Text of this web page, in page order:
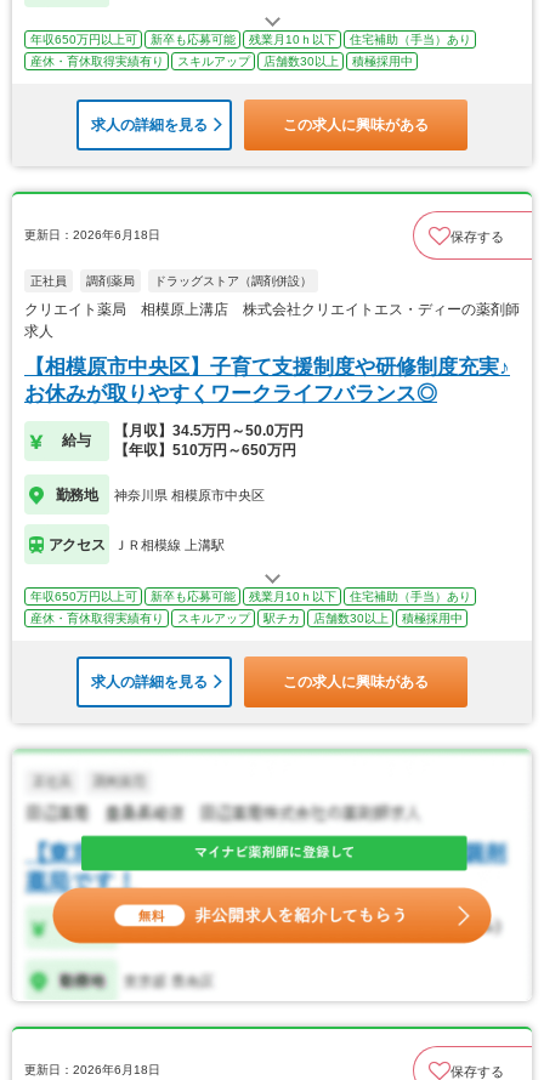
年収650万円以上可 新卒も応募可能 残業月10ｈ以下
住宅補助（手当）あり
産休・育休取得実績有り
スキルアップ 店舗数30以上 積極採用中
求人の詳細を見る この求人に興味がある
更新日：2026年6月18日 保存する
正社員 調剤薬局 ドラッグストア（調剤併設）
クリエイト薬局 相模原上溝店 株式会社クリエイトエス・ディーの薬剤師
求人
【相模原市中央区】子育て支援制度や研修制度充実♪
お休みが取りやすくワークライフバランス◎
給与
【月収】34.5万円～50.0万円
【年収】510万円～650万円
勤務地 神奈川県 相模原市中央区
アクセス ＪＲ相模線 上溝駅
年収650万円以上可 新卒も応募可能 残業月10ｈ以下
住宅補助（手当）あり
産休・育休取得実績有り
スキルアップ 駅チカ 店舗数30以上 積極採用中
求人の詳細を見る この求人に興味がある
更新日：2026年6月18日 保存する